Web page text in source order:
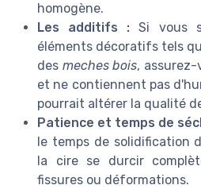
homogène.
Les additifs : Si vous
éléments décoratifs tels
des meches bois,
et ne contiennent pas
pourrait altérer la qualité
Patience et temps de
le temps de solidification
la cire se durcir
fissures ou déformations.